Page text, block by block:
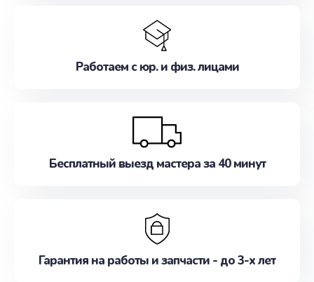
Работаем с юр. и физ. лицами
Бесплатный выезд мастера за 40 минут
Гарантия на работы и запчасти - до 3-х лет